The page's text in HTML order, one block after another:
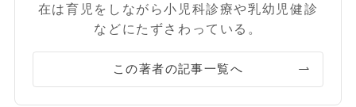
在は育児をしながら小児科診療や乳幼児健診
などにたずさわっている。
この著者の記事一覧へ